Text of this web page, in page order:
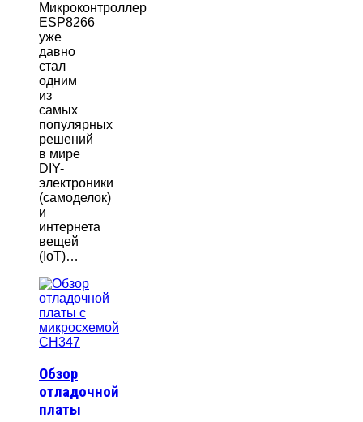
Микроконтроллер
ESP8266
уже
давно
стал
одним
из
самых
популярных
решений
в мире
DIY-
электроники
(самоделок)
и
интернета
вещей
(IoT)…
Обзор
отладочной
платы